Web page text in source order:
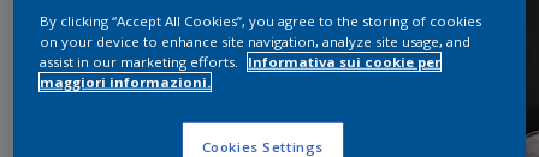
By clicking “Accept All Cookies”, you agree to the storing of cookies
on your device to enhance site navigation, analyze site usage, and
assist in our marketing efforts.
Informativa sui cookie per
maggiori informazioni.
Cookies Settings